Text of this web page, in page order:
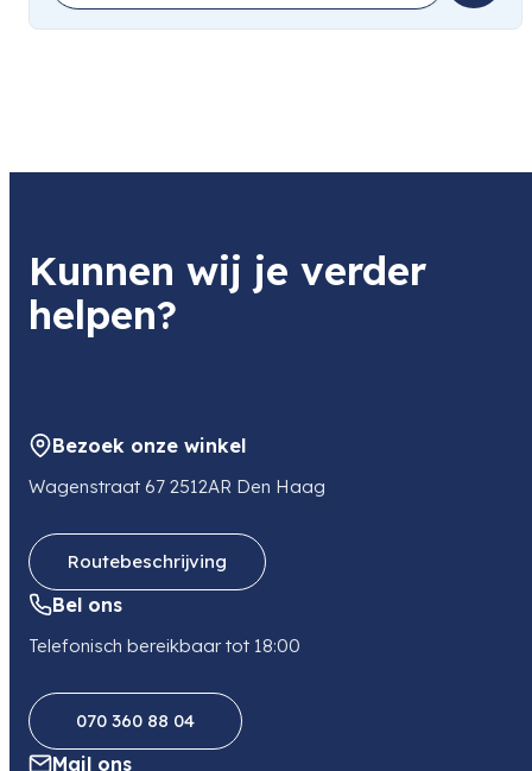
Kunnen wij je verder
helpen?
Bezoek onze winkel
Wagenstraat 67 2512AR Den Haag
Routebeschrijving
Bel ons
Telefonisch bereikbaar tot 18:00
070 360 88 04
Mail ons